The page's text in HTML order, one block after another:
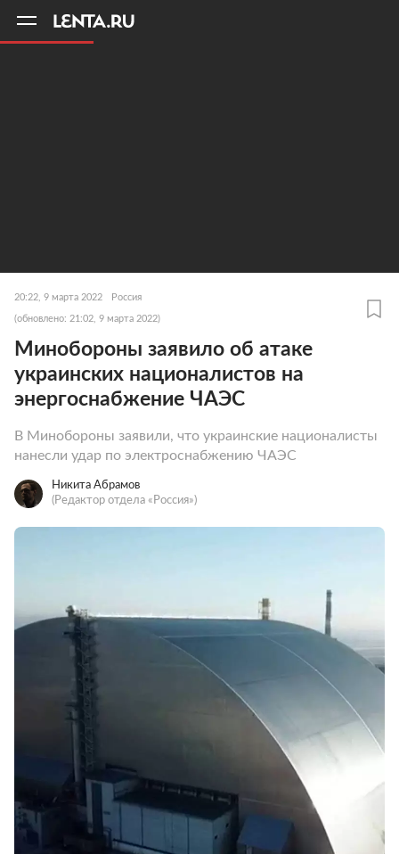
20:22, 9 марта 2022 Россия
(обновлено: 21:02, 9 марта 2022)
Минобороны заявило об атаке
украинских националистов на
энергоснабжение ЧАЭС
В Минобороны заявили, что украинские националисты
нанесли удар по электроснабжению ЧАЭС
Никита Абрамов
(Редактор отдела «Россия»)